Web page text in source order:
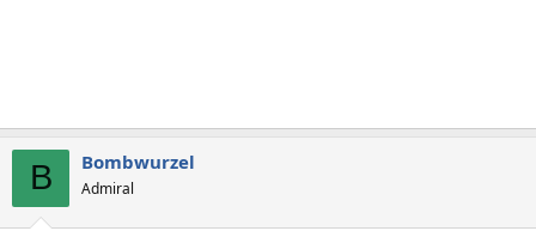
B Bombwurzel
Admiral